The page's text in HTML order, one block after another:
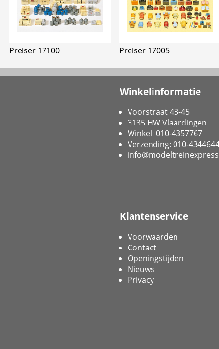
Preiser 17100 Preiser 17005
Winkelinformatie
Voorstraat 43-45
3135 HW Vlaardingen
Winkel: 010-4357767
Verzending: 010-4344644
Klantenservice
Voorwaarden
Contact
Openingstijden
Nieuws
Privacy